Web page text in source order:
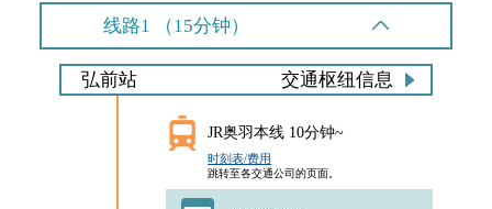
线路1 （15分钟）
弘前站 交通枢纽信息
JR奥羽本线 10分钟~
时刻表/费用
跳转至各交通公司的页面。